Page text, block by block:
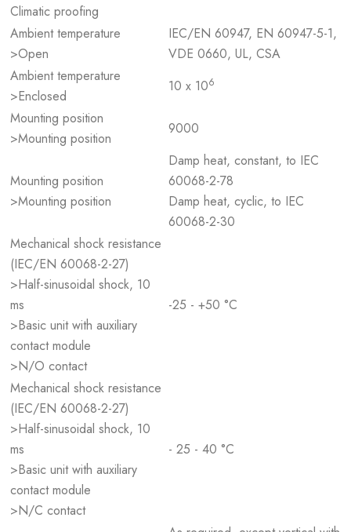
Climatic proofing
Ambient temperature
>Open
IEC/EN 60947, EN 60947-5-1,
VDE 0660, UL, CSA
Ambient temperature
>Enclosed
10 x 106
Mounting position
>Mounting position
9000
Mounting position
>Mounting position
Damp heat, constant, to IEC
60068-2-78
Damp heat, cyclic, to IEC
60068-2-30
Mechanical shock resistance
(IEC/EN 60068-2-27)
>Half-sinusoidal shock, 10
ms
>Basic unit with auxiliary
contact module
>N/O contact
-25 - +50 °C
Mechanical shock resistance
(IEC/EN 60068-2-27)
>Half-sinusoidal shock, 10
ms
>Basic unit with auxiliary
contact module
>N/C contact
- 25 - 40 °C